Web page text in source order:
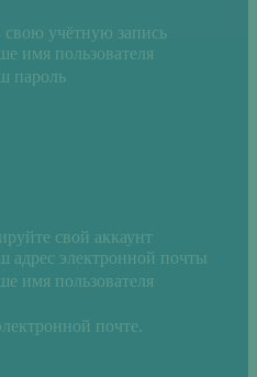
учётную запись
имя пользователя
пароль
свой аккаунт
адрес электронной почты
имя пользователя
почте.